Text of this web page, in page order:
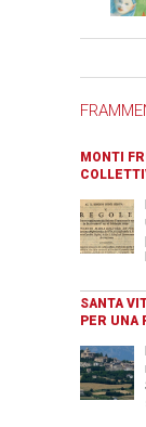
MONTI
SANTA
PER UNA